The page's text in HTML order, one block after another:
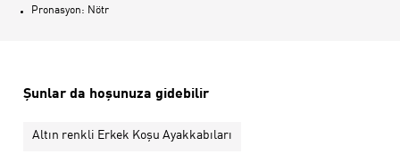
Pronasyon: Nötr
Şunlar da hoşunuza gidebilir
Altın renkli Erkek Koşu Ayakkabıları